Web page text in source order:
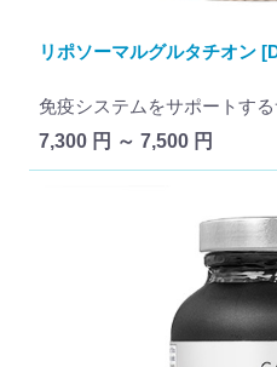
リポソーマルグルタチオン
免疫システムをサポートする
7,300 円 ～ 7,500 円